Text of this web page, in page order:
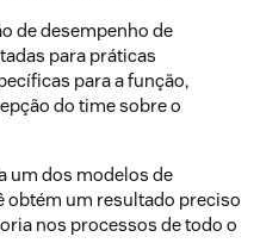
de desempenho de
para práticas
para a função,
do time sobre o
um dos modelos de
obtém um resultado preciso
nos processos de todo o